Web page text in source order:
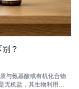
？
与氨基酸或有机化合物
无机盐，其生物利​​用度